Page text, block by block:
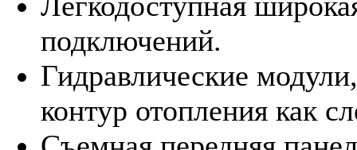
подключений.
Гидравлические
контур отопления как